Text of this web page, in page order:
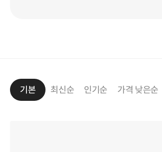
기본 최신순 인기순 가격 낮은순